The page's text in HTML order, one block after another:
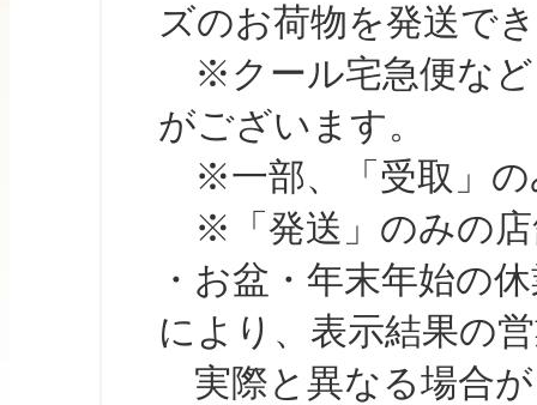
ズのお荷物を発送で
※クール宅急便など
がございます。
※一部、「受取」の
※「発送」のみの店
・お盆・年末年始の
により、表示結果の
実際と異なる場合が